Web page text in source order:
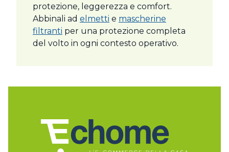
protezione, leggerezza e comfort.
Abbinali ad elmetti e mascherine
filtranti per una protezione completa
del volto in ogni contesto operativo.